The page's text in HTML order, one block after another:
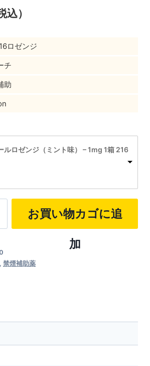
込）
ロゼンジ
チ
助
ルロゼンジ（ミント味） – 1mg 1箱 216
お買い物カゴに追
加
, 禁煙補助薬